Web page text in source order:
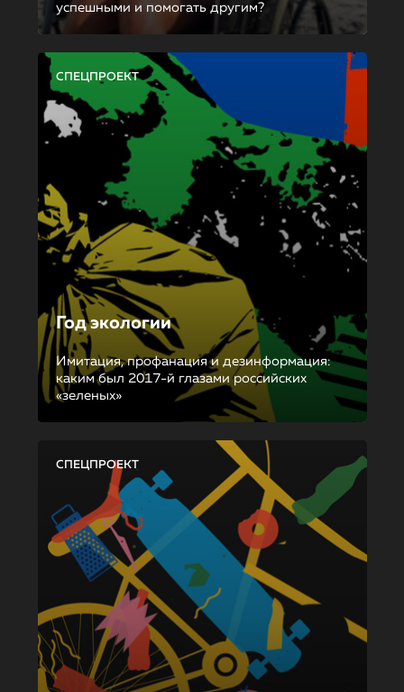
успешными и помогать другим?
СПЕЦПРОЕКТ
Год экологии
Имитация, профанация и дезинформация:
каким был 2017-й глазами российских
«зеленых»
СПЕЦПРОЕКТ